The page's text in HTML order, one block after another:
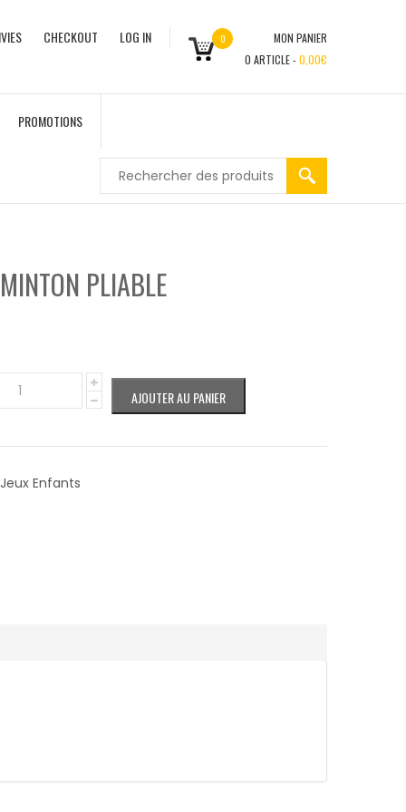
0
MON PANIER
0 ARTICLE -0,00€
CHECKOUT LOG IN
PROMOTIONS
PLIABLE
AJOUTER AU PANIER
Jeux Enfants